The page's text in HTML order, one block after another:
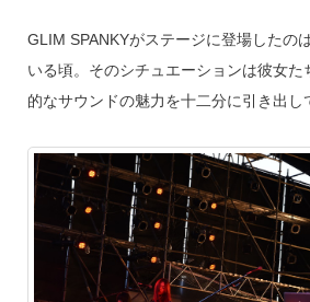
GLIM SPANKYがステージに登場したの
いる頃。そのシチュエーションは彼女た
的なサウンドの魅力を十二分に引き出し